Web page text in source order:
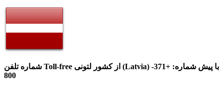
شماره تلفن Toll-free از کشور لتونی (Latvia) با پیش شماره:
+371-
800